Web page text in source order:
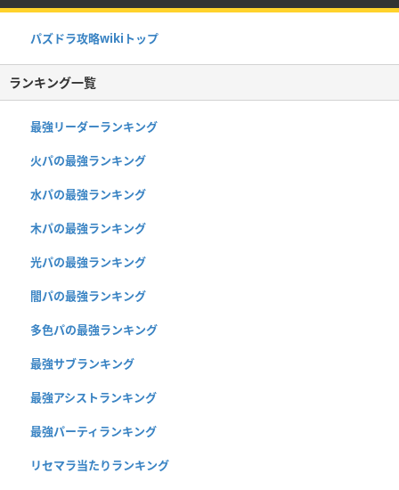
パズドラ攻略wikiトップ
ランキング一覧
最強リーダーランキング
火パの最強ランキング
水パの最強ランキング
木パの最強ランキング
光パの最強ランキング
闇パの最強ランキング
多色パの最強ランキング
最強サブランキング
最強アシストランキング
最強パーティランキング
リセマラ当たりランキング